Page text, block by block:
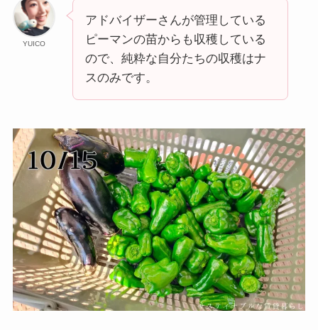
YUICO
アドバイザーさんが管理している
ピーマンの苗からも収穫している
ので、純粋な自分たちの収穫はナ
スのみです。